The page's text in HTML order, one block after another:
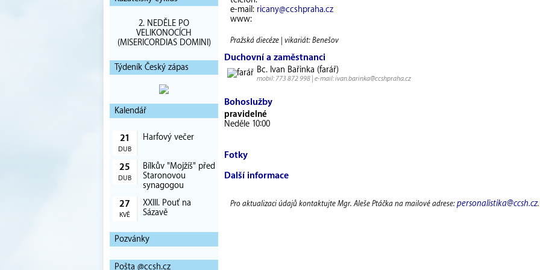
2. NEDĚLE PO
VELIKONOCÍCH
(MISERICORDIAS DOMINI)
Týdeník Český zápas
Kalendář
21
DUB
Harfový večer
25
DUB
Bílkův "Mojžíš" před
Staronovou
synagogou
27
KVĚ
XXIII. Pouť na
Sázavě
Pozvánky
Pošta @ccsh.cz
e-mail: ricany@ccshpraha.cz
www:
Pražská diecéze | vikariát: Benešov
Duchovní a zaměstnanci
Bc. Ivan Bařinka (farář)
mobil: 773 872 998 | e-mail: ivan.barinka@ccshpraha.cz
Bohoslužby
pravidelné
Neděle 10:00
Fotky
Další informace
Pro aktualizaci údajů kontaktujte Mgr. Aleše Ptáčka na mailové adrese: personalistika@ccsh.cz.